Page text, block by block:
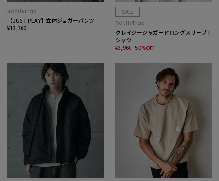
RattleTrap
【JUST PLAY】立体ジョガーパンツ
¥13,200
SALE
RattleTrap
クレイジージャガードロングスリーブT
シャツ
¥3,960 50%OFF